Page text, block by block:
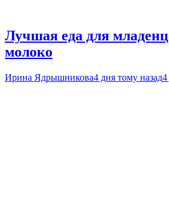
Лучшая еда для
молоко
Ирина Ядрышникова4 дня тому назад4